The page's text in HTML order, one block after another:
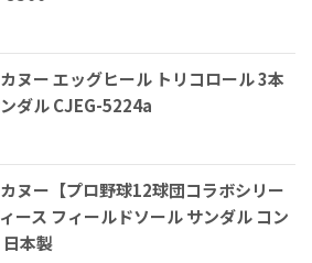
ヌー エッグヒール トリコロール 3本
ダル CJEG-5224a
ヌー【プロ野球12球団コラボシリー
ース フィールドソール サンダル コン
日本製